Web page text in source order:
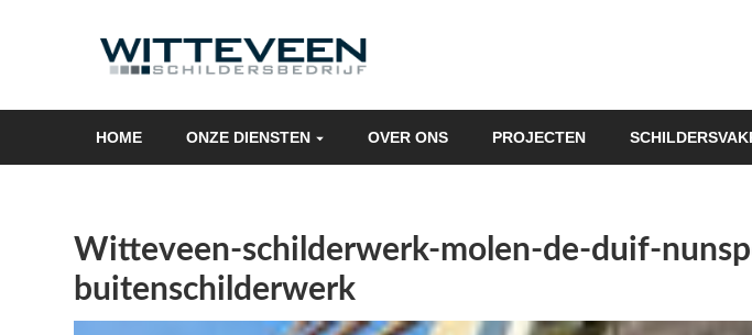
HOME ONZE DIENSTEN OVER ONS PROJECTEN
Witteveen-schilderwerk-molen-de-duif-
buitenschilderwerk